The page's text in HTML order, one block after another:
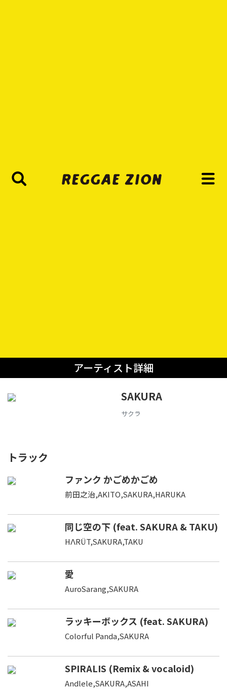
アーティスト詳細
SAKURA
サクラ
トラック
ファンク かごめかごめ
前田之治,AKITO,SAKURA,HARUKA
同じ空の下 (feat. SAKURA & TAKU)
HΛRÜT,SAKURA,TAKU
愛
AuroSarang,SAKURA
ラッキーボックス (feat. SAKURA)
Colorful Panda,SAKURA
SPIRALIS (Remix & vocaloid)
Andlele,SAKURA,ASAHI